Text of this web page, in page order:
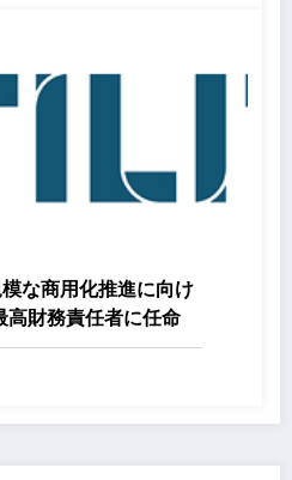
商用化推進に向け
財務責任者に任命